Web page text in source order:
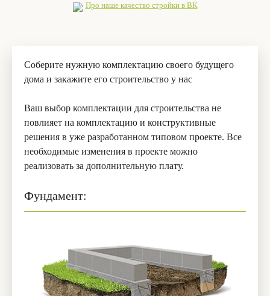
Про наше качество стройки в ВК
Соберите нужную комплектацию своего будущего
дома и закажите его строительство у нас
Ваш выбор комплектации для строительства не
повлияет на комплектацию и конструктивные
решения в уже разработанном типовом проекте. Все
необходимые изменения в проекте можно
реализовать за дополнительную плату.
Фундамент: